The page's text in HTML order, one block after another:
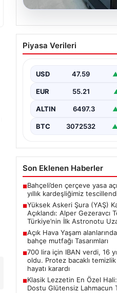
04.08.2026
Açık Hava Yaşam
alanlarında Konfor
Tasarımları
Günümüz dünyasında
sosyal alanlar, villaların
Yeşille iç…
Piyasa Verileri
USD 47.59
EUR 55.21
ALTIN 6497.3
BTC 3072532
Son Eklenen Haberler
■Bahçeli’den çerçeve yasa
yıllık kardeşliğimiz
■Yüksek Askeri Şura (YAŞ)
Açıklandı: Alper Gezeravcı
Türkiye’nin İlk Astronotu
■Açık Hava Yaşam
bahçe mutfağı Tasarımları
■700 lira için IBAN verdi, 16
oldu. Protez bacaklı
hayatı karardı
■Klasik Lezzetin En Özel
Dostu Glütensiz Lahmacun